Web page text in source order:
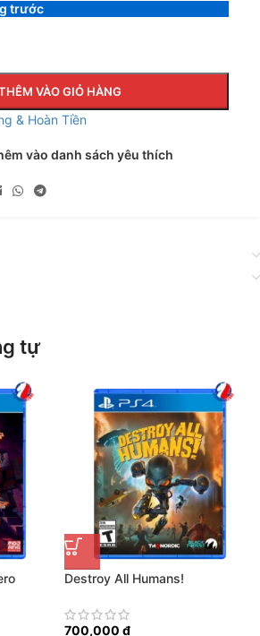
trước
VÀO GIỎ HÀNG
& Hoàn Tiền
vào danh sách yêu thích
tự
Destroy All Humans!
700,000 ₫